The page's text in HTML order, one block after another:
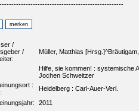
/
/
Müller, Matthias
Hilfe, sie kommen! : systemische
Jochen Schweitzer
:
Heidelberg : Carl-Auer-Verl.
2011